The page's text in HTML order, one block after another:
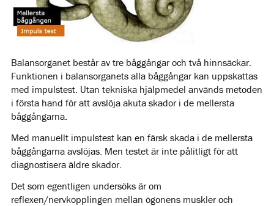
Balansorganet består av tre båggångar och två hinnsäckar.
Funktionen i balansorganets alla båggångar kan uppskattas
med impulstest. Utan tekniska hjälpmedel används metoden
i första hand för att avslöja akuta skador i de mellersta
båggångarna.
Med manuellt impulstest kan en färsk skada i de mellersta
båggångarna avslöjas. Men testet är inte pålitligt för att
diagnostisera äldre skador.
Det som egentligen undersöks är om
reflexen/nervkopplingen mellan ögonens muskler och